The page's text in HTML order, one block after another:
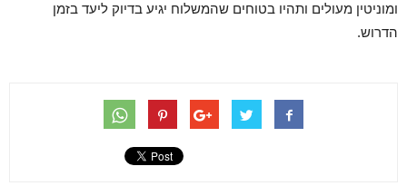
ומוניטין מעולים ותהיו בטוחים שהמשלוח יגיע בדיוק ליעד בזמן
הדרוש.